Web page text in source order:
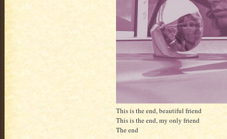
This is the end, beautiful friend
This is the end, my only friend
The end